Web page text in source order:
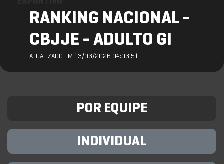
RANKING NACIONAL -
CBJJE - ADULTO GI
ATUALIZADO EM 13/03/2026 04:03:51
POR EQUIPE
INDIVIDUAL